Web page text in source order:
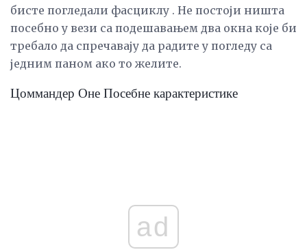
бисте погледали фасциклу . Не постоји ништа
посебно у вези са подешавањем два окна које би
требало да спречавају да радите у погледу са
једним паном ако то желите.
Цоммандер Оне Посебне карактеристике
ad